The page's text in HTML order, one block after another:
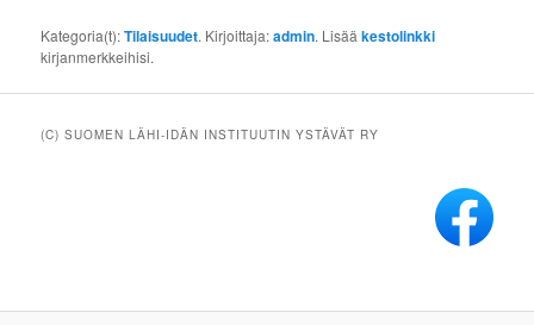
Kategoria(t):Tilaisuudet. Kirjoittaja:admin. Lisääkestolinkki
kirjanmerkkeihisi.
(C) SUOMEN LÄHI-IDÄN INSTITUUTIN YSTÄVÄT RY